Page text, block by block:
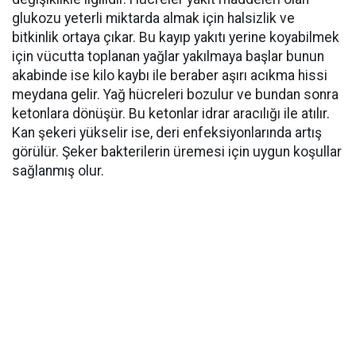
glukozu yeterli miktarda almak için halsizlik ve
bitkinlik ortaya çıkar. Bu kayıp yakıtı yerine koyabilmek
için vücutta toplanan yağlar yakılmaya başlar bunun
akabinde ise kilo kaybı ile beraber aşırı acıkma hissi
meydana gelir. Yağ hücreleri bozulur ve bundan sonra
ketonlara dönüşür. Bu ketonlar idrar aracılığı ile atılır.
Kan şekeri yükselir ise, deri enfeksiyonlarında artış
görülür. Şeker bakterilerin üremesi için uygun koşullar
sağlanmış olur.